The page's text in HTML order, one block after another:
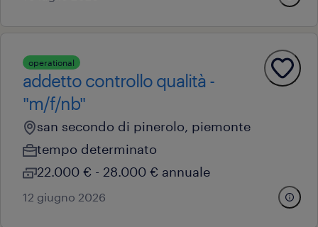
operational
addetto controllo qualità -
"m/f/nb"
san secondo di pinerolo, piemonte
tempo determinato
22.000 € - 28.000 € annuale
12 giugno 2026